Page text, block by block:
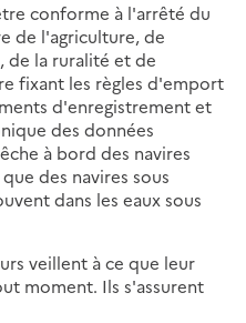
conforme à l'arrêté du
de l'agriculture, de
de la ruralité et de
fixant les règles d'emport
d'enregistrement et
des données
à bord des navires
des navires sous
dans les eaux sous
veillent à ce que leur
moment. Ils s'assurent